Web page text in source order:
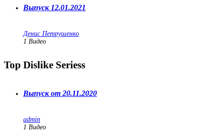
Выпуск 12.01.2021
Денис Петрушенко
1 Видео
Top Dislike Seriess
Выпуск от 20.11.2020
admin
1 Видео